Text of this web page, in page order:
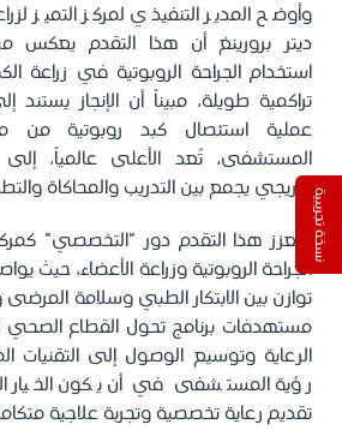
وأوضح المدير التنفيذي لمركز التميز
ديتر برورينغ أن هذا التقدم يعكس
استخدام الجراحة الروبوتية في زراعة
عملية استئصال كبد روبوتية من
المستشفى، تُعد الأعلى عالمياً،
تدريجي يجمع بين التدريب والمحاكاة
ويُعزز هذا التقدم دور "التخصصي"
الجراحة الروبوتية وزراعة الأعضاء، حيث
توازن بين الابتكار الطبي وسلامة المرضى
مستهدفات برنامج تحول القطاع الصحي
الرعاية وتوسيع الوصول إلى التقنيات
رؤية المستشفى في أن يكون الخيار
تقديم رعاية تخصصية وتجربة علاجية
نسخة تجريبية